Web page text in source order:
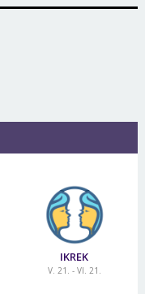
IKREK
V. 21. - VI. 21.